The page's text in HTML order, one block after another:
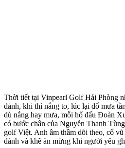
Thời tiết tại Vinpearl Golf Hải Phòng
đảnh, khi thì nắng to, lúc lại đổ mưa
dù nắng hay mưa, mỗi hố đấu Đoàn
có bước chân của Nguyễn Thanh
golf Việt. Anh âm thầm dõi theo, cổ
đánh và khẽ ăn mừng khi người yêu